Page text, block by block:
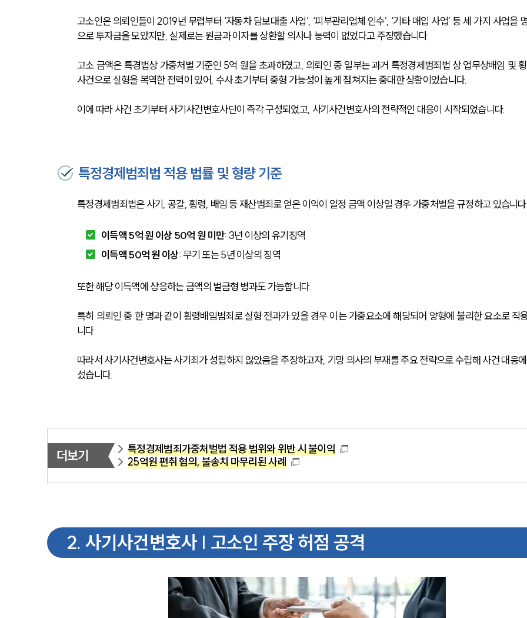
고소인은 의뢰인들이 2019년 무렵부터 ‘자동차 담보대출 사업’, ‘피부관리업체 인수’, ‘기타 매입 사업’ 등 세 가지 사업을
으로 투자금을 모았지만, 실제로는 원금과 이자를 상환할 의사나 능력이 없었다고 주장했습니다.
고소 금액은 특경법상 가중처벌 기준인 5억 원을 초과하였고, 의뢰인 중 일부는 과거 특정경제범죄법 상 업무상배임 및
사건으로 실형을 복역한 전력이 있어, 수사 초기부터 중형 가능성이 높게 점쳐지는 중대한 상황이었습니다.
이에 따라 사건 초기부터 사기사건변호사단이 즉각 구성되었고, 사기사건변호사의 전략적인 대응이 시작되었습니다.
특정경제범죄법 적용 법률 및 형량 기준
특정경제범죄법은 사기, 공갈, 횡령, 배임 등 재산범죄로 얻은 이익이 일정 금액 이상일 경우 가중처벌을 규정하고 있습니다.
이득액 5억 원 이상 50억 원 미만: 3년 이상의 유기징역
이득액 50억 원 이상: 무기 또는 5년 이상의 징역
또한 해당 이득액에 상응하는 금액의 벌금형 병과도 가능합니다.
특히 의뢰인 중 한 명과 같이 횡령배임범죄로 실형 전과가 있을 경우 이는 가중요소에 해당되어 양형에 불리한 요소로 작
니다.
따라서 사기사건변호사는 사기죄가 성립하지 않았음을 주장하고자, 기망 의사의 부재를 주요 전략으로 수립해 사건 대응
섰습니다.
더보기
특정경제범죄가중처벌법 적용 범위와 위반 시 불이익
25억원 편취 혐의, 불송치 마무리된 사례
2. 사기사건변호사 | 고소인 주장 허점 공격